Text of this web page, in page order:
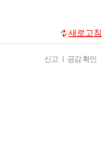
새로고침
신고 | 공감 확인